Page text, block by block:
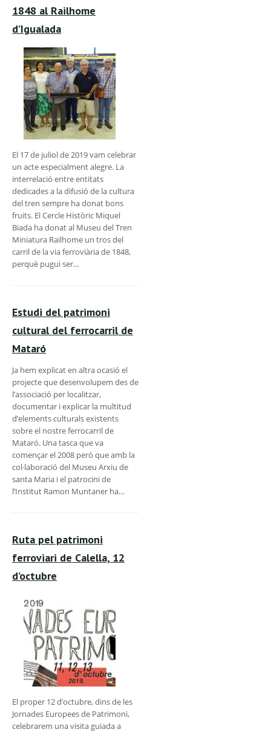
1848 al Railhome
d’Igualada
El 17 de juliol de 2019 vam celebrar
un acte especialment alegre. La
interrelació entre entitats
dedicades a la difusió de la cultura
del tren sempre ha donat bons
fruits. El Cercle Històric Miquel
Biada ha donat al Museu del Tren
Miniatura Railhome un tros del
carril de la via ferroviària de 1848,
perquè pugui ser…
Estudi del patrimoni
cultural del ferrocarril de
Mataró
Ja hem explicat en altra ocasió el
projecte que desenvolupem des de
l’associació per localitzar,
documentar i explicar la multitud
d’elements culturals existents
sobre el nostre ferrocarril de
Mataró. Una tasca que va
començar el 2008 però que amb la
col·laboració del Museu Arxiu de
santa Maria i el patrocini de
l’Institut Ramon Muntaner ha…
Ruta pel patrimoni
ferroviari de Calella, 12
d’octubre
El proper 12 d’octubre, dins de les
Jornades Europees de Patrimoni,
celebrarem una visita guiada a